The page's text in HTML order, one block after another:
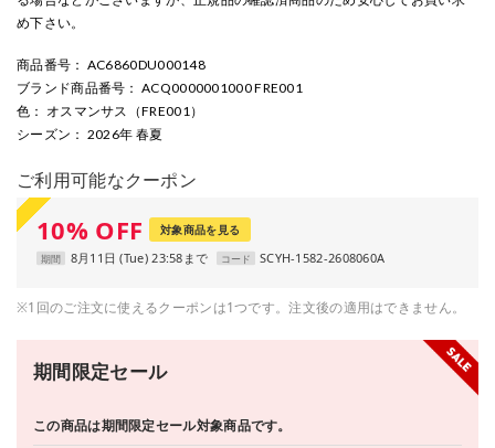
め下さい。
商品番号 ： AC6860DU000148
ブランド商品番号 ： ACQ0000001000 FRE001
色 ： オスマンサス（FRE001）
シーズン ： 2026年 春夏
ご利用可能なクーポン
10% OFF 対象商品を見る
期間 8月11日 (Tue) 23:58まで コード SCYH-1582-2608060A
※1回のご注文に使えるクーポンは1つです。注文後の適用はできません。
期間限定セール
この商品は期間限定セール対象商品です。